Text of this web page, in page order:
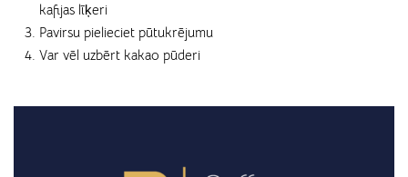
kafijas līķeri
Pavirsu pielieciet pūtukrējumu
Var vēl uzbērt kakao pūderi